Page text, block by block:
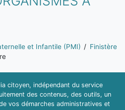
et Infantile (PMI)
Finistère
citoyen, indépendant du service
des contenus, des outils, un
vos démarches administratives et